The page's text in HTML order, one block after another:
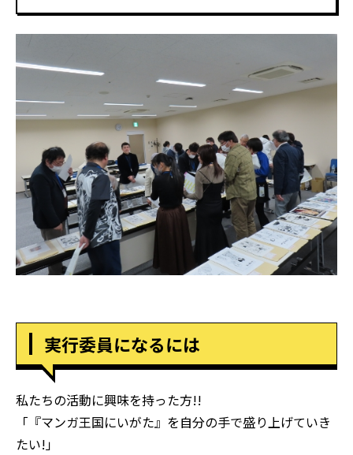
実行委員になるには
私たちの活動に興味を持った方!!
「『マンガ王国にいがた』を自分の手で盛り上げていき
たい!」